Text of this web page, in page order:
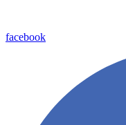
facebook